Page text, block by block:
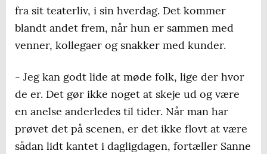
fra sit teaterliv, i sin hverdag. Det kommer
blandt andet frem, når hun er sammen med
venner, kollegaer og snakker med kunder.
- Jeg kan godt lide at møde folk, lige der hvor
de er. Det gør ikke noget at skeje ud og være
en anelse anderledes til tider. Når man har
prøvet det på scenen, er det ikke flovt at være
sådan lidt kantet i dagligdagen, fortæller Sanne